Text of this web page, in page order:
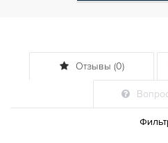
Отзывы (0)